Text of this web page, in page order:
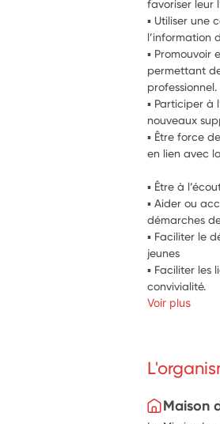
favoriser leur
▪ Utiliser une
l’information
▪ Promouvoir
permettant
professionnel.
▪ Participer à
nouveaux
▪ Être force
en lien avec
▪ Être à
▪ Aider ou
démarches
▪ Faciliter le
jeunes
▪ Faciliter les
convivialité.
Voir plus
Maison